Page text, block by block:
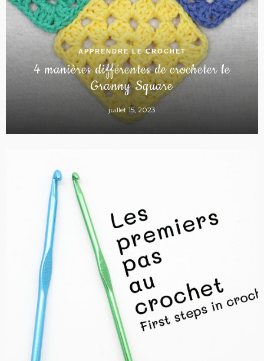
APPRENDRE LE CROCHET
4 manières différentes de crocheter le
Granny Square
juillet 15, 2023